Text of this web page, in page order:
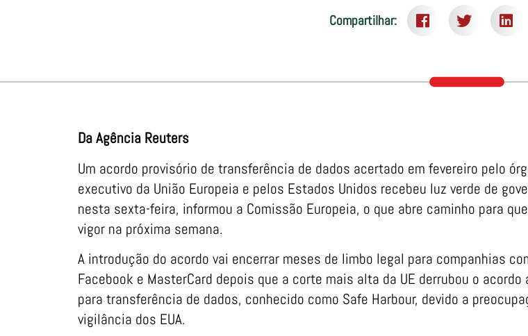
Compartilhar:
Da Agência Reuters
Um acordo provisório de transferência de dados acertado em fevereiro pelo
executivo da União Europeia e pelos Estados Unidos recebeu luz verde de
nesta sexta-feira, informou a Comissão Europeia, o que abre caminho para
vigor na próxima semana.
A introdução do acordo vai encerrar meses de limbo legal para companhias
Facebook e MasterCard depois que a corte mais alta da UE derrubou o acordo
para transferência de dados, conhecido como Safe Harbour, devido a
vigilância dos EUA.